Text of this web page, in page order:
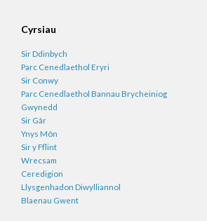
Cyrsiau
Sir Ddinbych
Parc Cenedlaethol Eryri
Sir Conwy
Parc Cenedlaethol Bannau Brycheiniog
Gwynedd
Sir Gâr
Ynys Môn
Sir y Fflint
Wrecsam
Ceredigion
Llysgenhadon Diwylliannol
Blaenau Gwent